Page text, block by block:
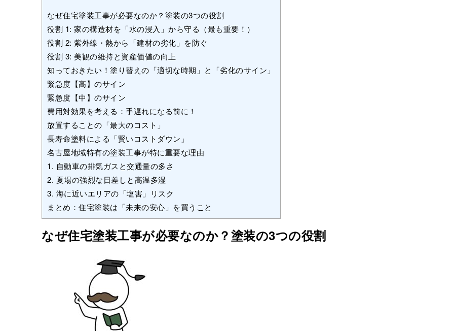
なぜ住宅塗装工事が必要なのか？塗装の3つの役割
役割 1: 家の構造材を「水の浸入」から守る（最も重要！）
役割 2: 紫外線・熱から「建材の劣化」を防ぐ
役割 3: 美観の維持と資産価値の向上
知っておきたい！塗り替えの「適切な時期」と「劣化のサイン」
緊急度【高】のサイン
緊急度【中】のサイン
費用対効果を考える：手遅れになる前に！
放置することの「最大のコスト」
長寿命塗料による「賢いコストダウン」
名古屋地域特有の塗装工事が特に重要な理由
1. 自動車の排気ガスと交通量の多さ
2. 夏場の強烈な日差しと高温多湿
3. 海に近いエリアの「塩害」リスク
まとめ：住宅塗装は「未来の安心」を買うこと
なぜ住宅塗装工事が必要なのか？塗装の3つの役割